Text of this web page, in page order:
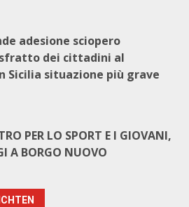
adesione sciopero
dei cittadini al
Sicilia situazione più grave
PER LO SPORT E I GIOVANI,
A BORGO NUOVO